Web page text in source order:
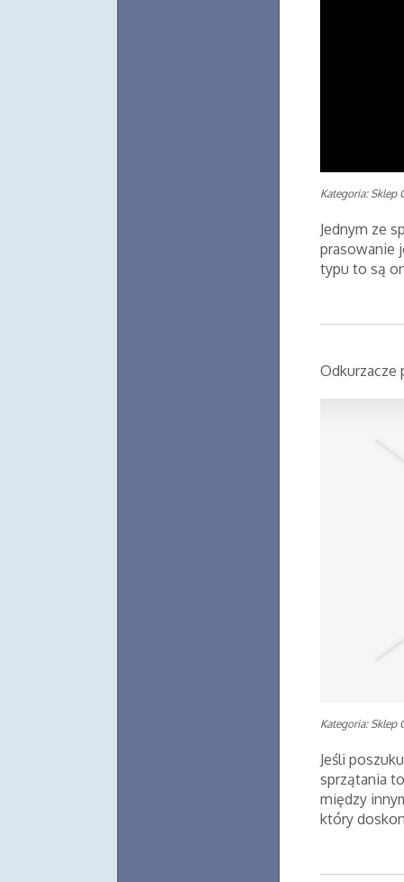
Kategoria: Sklep
Jednym ze
prasowanie
typu to są
Odkurzacze
Kategoria: Sklep
Jeśli
sprzątania
między
który